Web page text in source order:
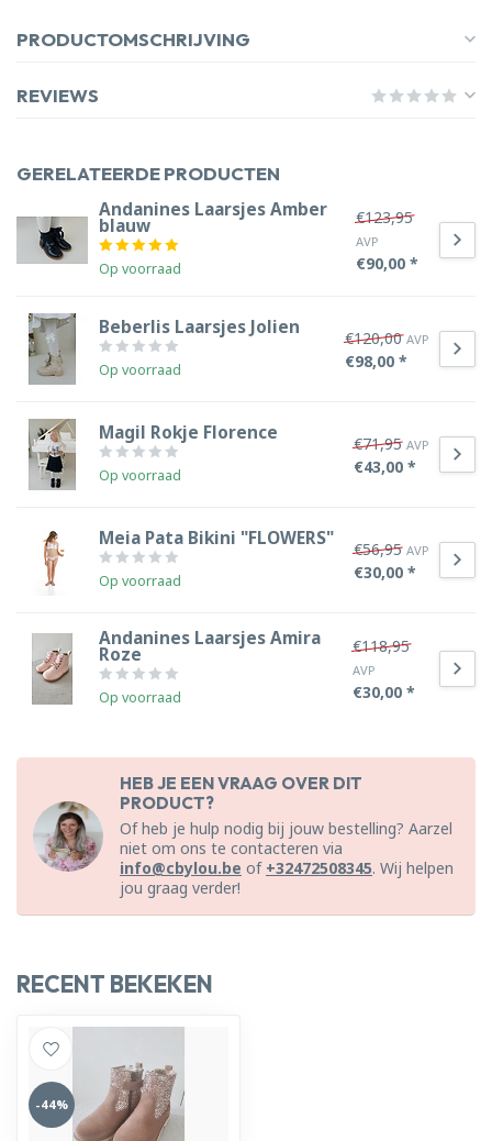
PRODUCTOMSCHRIJVING
REVIEWS
GERELATEERDE PRODUCTEN
Andanines Laarsjes Amber
blauw
Op voorraad
€123,95
AVP
€90,00 *
Beberlis Laarsjes Jolien
Op voorraad
€120,00 AVP
€98,00 *
Magil Rokje Florence
Op voorraad
€71,95 AVP
€43,00 *
Meia Pata Bikini "FLOWERS"
Op voorraad
€56,95 AVP
€30,00 *
Andanines Laarsjes Amira
Roze
Op voorraad
€118,95
AVP
€30,00 *
HEB JE EEN VRAAG OVER DIT
PRODUCT?
Of heb je hulp nodig bij jouw bestelling? Aarzel
niet om ons te contacteren via
info@cbylou.be of +32472508345. Wij helpen
jou graag verder!
RECENT BEKEKEN
-44%